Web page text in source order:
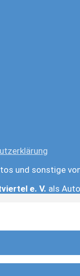
und sonstige
e. V. als